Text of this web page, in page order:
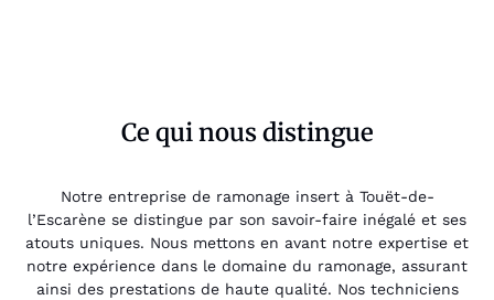
Ce qui nous distingue
Notre entreprise de ramonage insert à Touët-de-
l’Escarène se distingue par son savoir-faire inégalé et ses
atouts uniques. Nous mettons en avant notre expertise et
notre expérience dans le domaine du ramonage, assurant
ainsi des prestations de haute qualité. Nos techniciens